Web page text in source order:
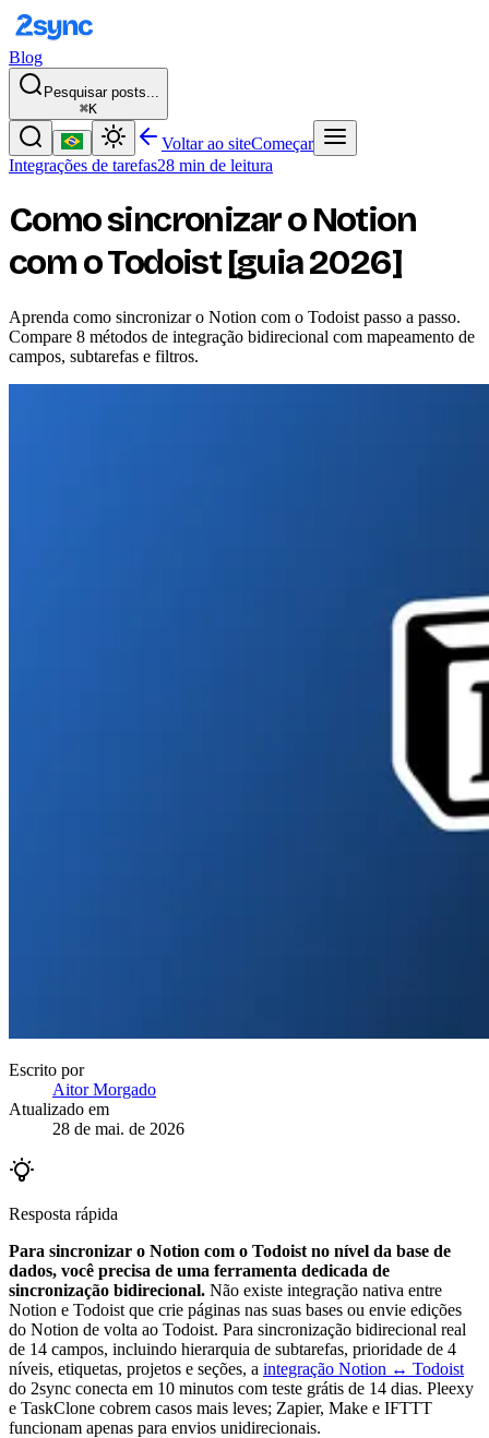
Blog
Pesquisar posts...
⌘K
Voltar ao siteComeçar
Integrações de tarefas28 min de leitura
Como sincronizar o Notion
com o Todoist [guia 2026]
Aprenda como sincronizar o Notion com o Todoist passo a passo.
Compare 8 métodos de integração bidirecional com mapeamento de
campos, subtarefas e filtros.
Escrito por
Aitor Morgado
Atualizado em
28 de mai. de 2026
Resposta rápida
Para sincronizar o Notion com o Todoist no nível da base de
dados, você precisa de uma ferramenta dedicada de
sincronização bidirecional. Não existe integração nativa entre
Notion e Todoist que crie páginas nas suas bases ou envie edições
do Notion de volta ao Todoist. Para sincronização bidirecional real
de 14 campos, incluindo hierarquia de subtarefas, prioridade de 4
níveis, etiquetas, projetos e seções, a integração Notion ↔ Todoist
do 2sync conecta em 10 minutos com teste grátis de 14 dias. Pleexy
e TaskClone cobrem casos mais leves; Zapier, Make e IFTTT
funcionam apenas para envios unidirecionais.